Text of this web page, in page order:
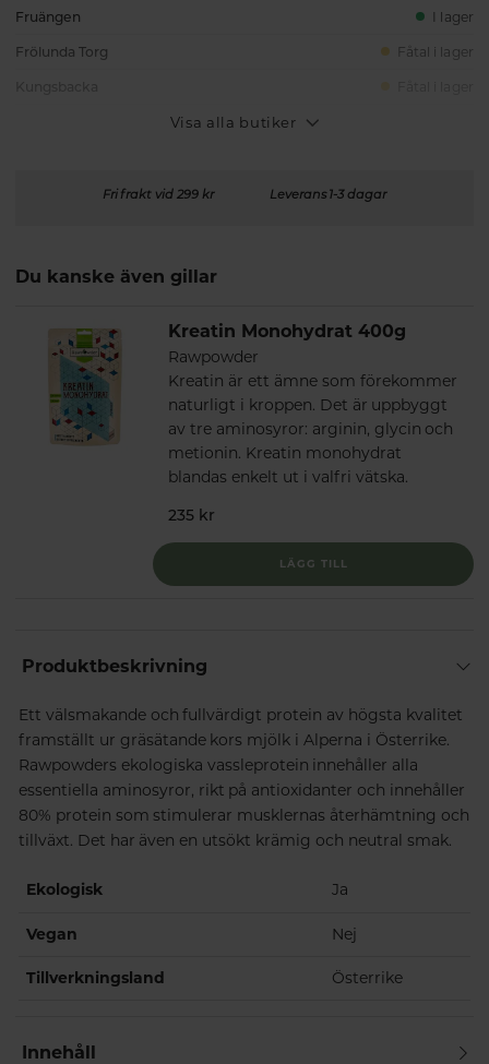
Fruängen I lager
Frölunda Torg Fåtal i lager
Visa alla butiker
Fri frakt vid 299 kr Leverans 1-3 dagar
Du kanske även gillar
Kreatin Monohydrat 400g
Rawpowder
Kreatin är ett ämne som förekommer
naturligt i kroppen. Det är uppbyggt
av tre aminosyror: arginin, glycin och
metionin. Kreatin monohydrat
blandas enkelt ut i valfri vätska.
235 kr
LÄGG TILL
Produktbeskrivning
Ett välsmakande och fullvärdigt protein av högsta kvalitet
framställt ur gräsätande kors mjölk i Alperna i Österrike.
Rawpowders ekologiska vassleprotein innehåller alla
essentiella aminosyror, rikt på antioxidanter och innehåller
80% protein som stimulerar musklernas återhämtning och
tillväxt. Det har även en utsökt krämig och neutral smak.
Ekologisk Ja
Vegan Nej
Tillverkningsland Österrike
Innehåll